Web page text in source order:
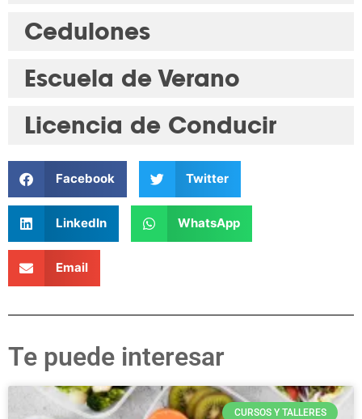
Cedulones
Escuela de Verano
Licencia de Conducir
Facebook Twitter
LinkedIn WhatsApp
Email
Te puede interesar
CURSOS Y TALLERES